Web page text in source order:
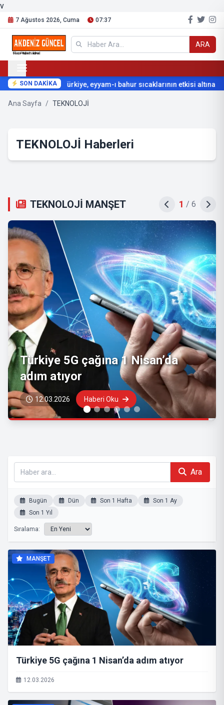
v
7 Ağustos 2026, Cuma 07:37
ARA
SON DAKİKATürkiye, eyyam-ı bahur sıcaklarının etkisi altına
Ana Sayfa / TEKNOLOJİ
TEKNOLOJİ Haberleri
TEKNOLOJİ MANŞET 2 / 6
KVKK, Grok yapay zeka asistanı
hakkında re’sen inceleme başlattı
11.02.2026 Haberi Oku
Ara
Bugün Dün Son 1 Hafta
Son 1 Ay
Son 1 Yıl
Sıralama:
MANŞET
Türkiye 5G çağına 1 Nisan’da adım atıyor
12.03.2026